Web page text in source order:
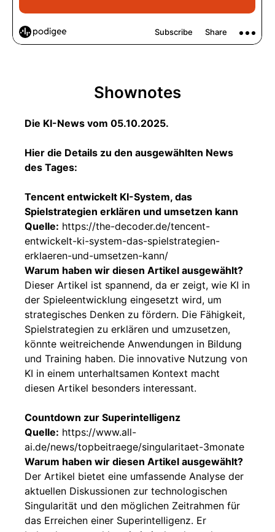
Shownotes
Die KI-News vom 05.10.2025.
Hier die Details zu den ausgewählten News
des Tages:
Tencent entwickelt KI-System, das
Spielstrategien erklären und umsetzen kann
Quelle: https://the-decoder.de/tencent-
entwickelt-ki-system-das-spielstrategien-
erklaeren-und-umsetzen-kann/
Warum haben wir diesen Artikel ausgewählt?
Dieser Artikel ist spannend, da er zeigt, wie KI in
der Spieleentwicklung eingesetzt wird, um
strategisches Denken zu fördern. Die Fähigkeit,
Spielstrategien zu erklären und umzusetzen,
könnte weitreichende Anwendungen in Bildung
und Training haben. Die innovative Nutzung von
KI in einem unterhaltsamen Kontext macht
diesen Artikel besonders interessant.
Countdown zur Superintelligenz
Quelle: https://www.all-
ai.de/news/topbeitraege/singularitaet-3monate
Warum haben wir diesen Artikel ausgewählt?
Der Artikel bietet eine umfassende Analyse der
aktuellen Diskussionen zur technologischen
Singularität und den möglichen Zeitrahmen für
das Erreichen einer Superintelligenz. Er